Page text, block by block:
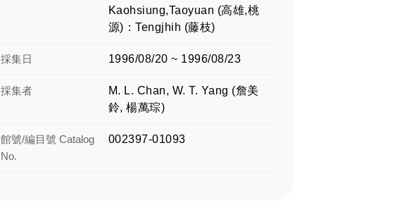
Kaohsiung,Taoyuan (高雄,桃
源)：Tengjhih (藤枝)
採集日 1996/08/20 ~ 1996/08/23
採集者
M. L. Chan, W. T. Yang (詹美
鈴, 楊萬琮)
館號/編目號 Catalog
No.
002397-01093